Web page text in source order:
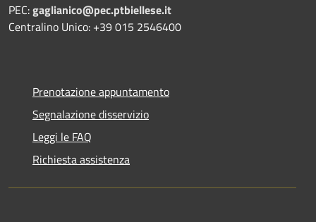
PEC:gaglianico@pec.ptbiellese.it
Centralino Unico: +39 015 2546400
Prenotazione appuntamento
Segnalazione disservizio
Leggi le FAQ
Richiesta assistenza